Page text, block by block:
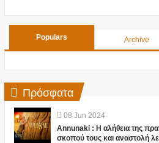
Populars Archive
Πρόσφατα
08 Jun 2024
Annunaki : Η αλήθεια της
σκοπού τους και αναστολή